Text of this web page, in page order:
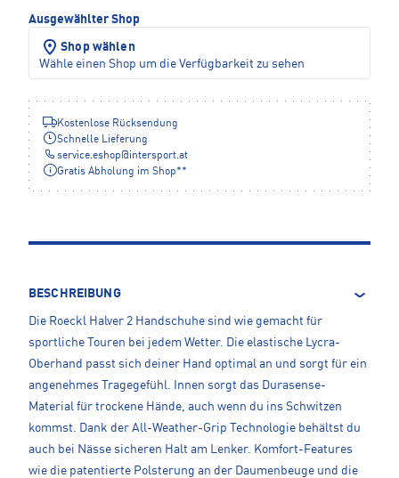
Ausgewählter Shop
Shop wählen
Wähle einen Shop um die Verfügbarkeit zu sehen
Kostenlose Rücksendung
Schnelle Lieferung
service.eshop@intersport.at
Gratis Abholung im Shop**
BESCHREIBUNG
Die Roeckl Halver 2 Handschuhe sind wie gemacht für
sportliche Touren bei jedem Wetter. Die elastische Lycra-
Oberhand passt sich deiner Hand optimal an und sorgt für ein
angenehmes Tragegefühl. Innen sorgt das Durasense-
Material für trockene Hände, auch wenn du ins Schwitzen
kommst. Dank der All-Weather-Grip Technologie behältst du
auch bei Nässe sicheren Halt am Lenker. Komfort-Features
wie die patentierte Polsterung an der Daumenbeuge und die